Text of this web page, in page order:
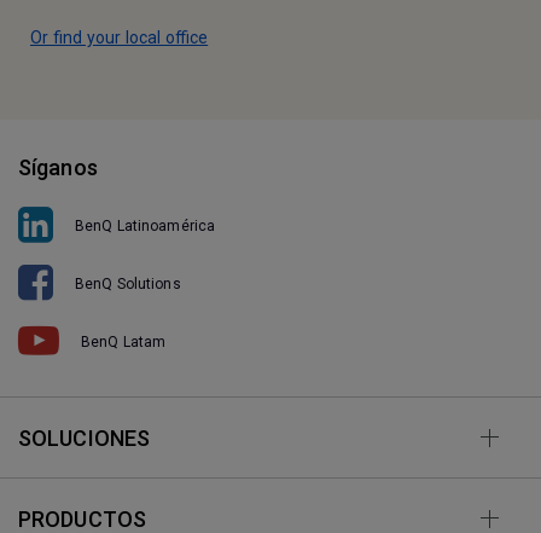
Or find your local office
Síganos
BenQ Latinoamérica
BenQ Solutions
BenQ Latam
SOLUCIONES
PRODUCTOS